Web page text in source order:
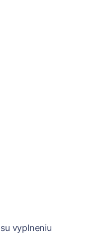
vyplneniu